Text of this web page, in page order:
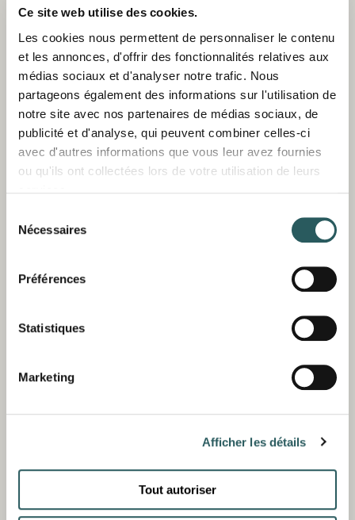
Ce site web utilise des cookies.
Les cookies nous permettent de personnaliser le contenu
et les annonces, d'offrir des fonctionnalités relatives aux
médias sociaux et d'analyser notre trafic. Nous
partageons également des informations sur l'utilisation de
notre site avec nos partenaires de médias sociaux, de
publicité et d'analyse, qui peuvent combiner celles-ci
avec d'autres informations que vous leur avez fournies
ou qu'ils ont collectées lors de votre utilisation de leurs
Nécessaires
Préférences
Statistiques
Marketing
Afficher les détails
Tout autoriser
SON ERMITÀ & BINIDUFÀ - MENORCA
DÉCOUVRIR
DOMAINES